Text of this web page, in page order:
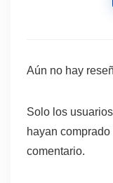
Aún no hay
Solo los
hayan
comentario.